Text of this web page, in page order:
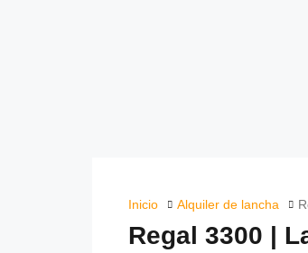
Inicio Alquiler de lancha
Regal 3300 |